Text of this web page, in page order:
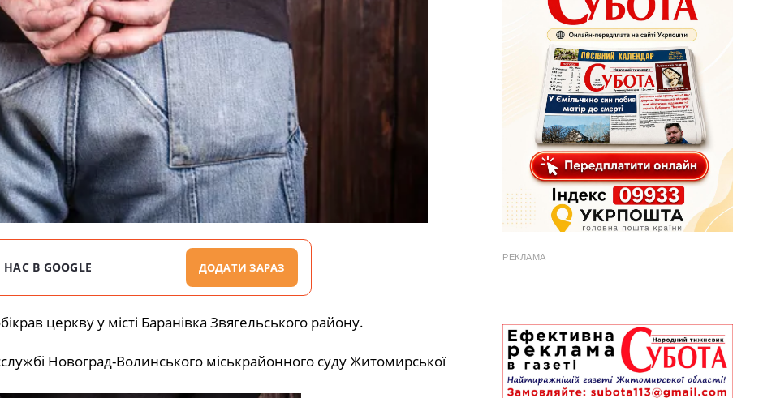
В GOOGLE ДОДАТИ ЗАРАЗ
церкву у місті Баранівка Звягельського району.
Новоград-Волинського міськрайонного суду Житомирської
РЕКЛАМА